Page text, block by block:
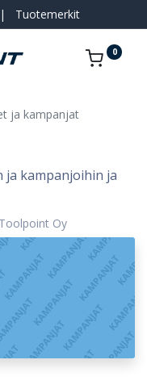
| Tuotemerkit
0
ja kampanjat
kampanjoihin ja
Toolpoint Oy